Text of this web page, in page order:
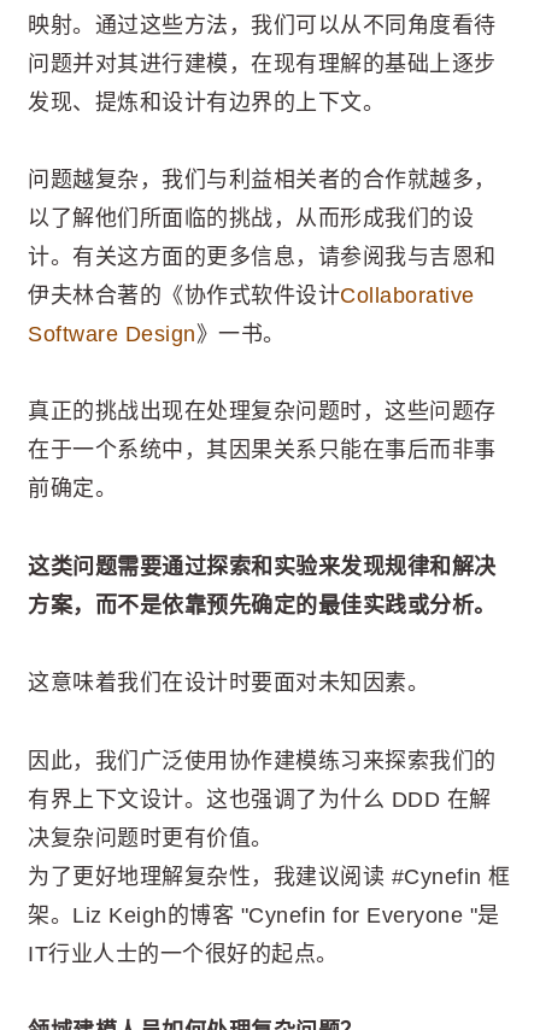
映射。通过这些方法，我们可以从不同角度看待
问题并对其进行建模，在现有理解的基础上逐步
发现、提炼和设计有边界的上下文。
问题越复杂，我们与利益相关者的合作就越多，
以了解他们所面临的挑战，从而形成我们的设
计。有关这方面的更多信息，请参阅我与吉恩和
伊夫林合著的《协作式软件设计Collaborative
Software Design》一书。
真正的挑战出现在处理复杂问题时，这些问题存
在于一个系统中，其因果关系只能在事后而非事
前确定。
这类问题需要通过探索和实验来发现规律和解决
方案，而不是依靠预先确定的最佳实践或分析。
这意味着我们在设计时要面对未知因素。
因此，我们广泛使用协作建模练习来探索我们的
有界上下文设计。这也强调了为什么 DDD 在解
决复杂问题时更有价值。
为了更好地理解复杂性，我建议阅读 #Cynefin 框
架。Liz Keigh的博客 "Cynefin for Everyone "是
IT行业人士的一个很好的起点。